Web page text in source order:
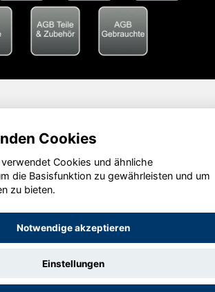
Cookies
Cookies und ähnliche
die Basisfunktion zu gewährleisten und um
zu bieten.
Notwendige akzeptieren
Einstellungen